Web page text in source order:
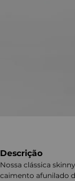
Descrição
Nossa clássica
caimento afunilado